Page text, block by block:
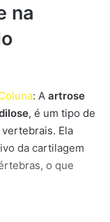
na
: A artrose
, é um tipo de
Ela
da cartilagem
o que